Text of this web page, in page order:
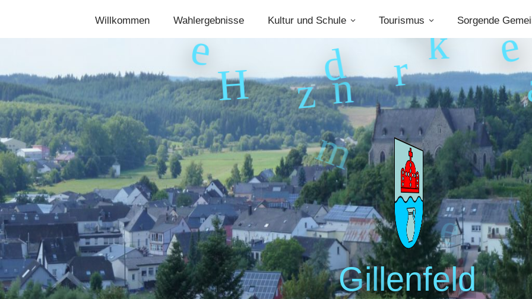
Willkommen Wahlergebnisse Kultur und Schule Tourismus Sorgende
Gillenfeld
I
mHe r
ze
nd e
rVu l
k